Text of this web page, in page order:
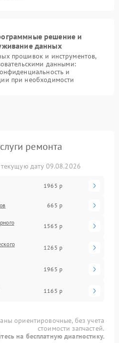
решение и
данных
прошивок и инструментов,
данными:
и
при необходимости
ремонта
дату 09.08.2026
1965 р
665 р
1565 р
1265 р
1965 р
1165 р
ориентировочные, без учета
стоимости запчастей.
на бесплатную диагностику.